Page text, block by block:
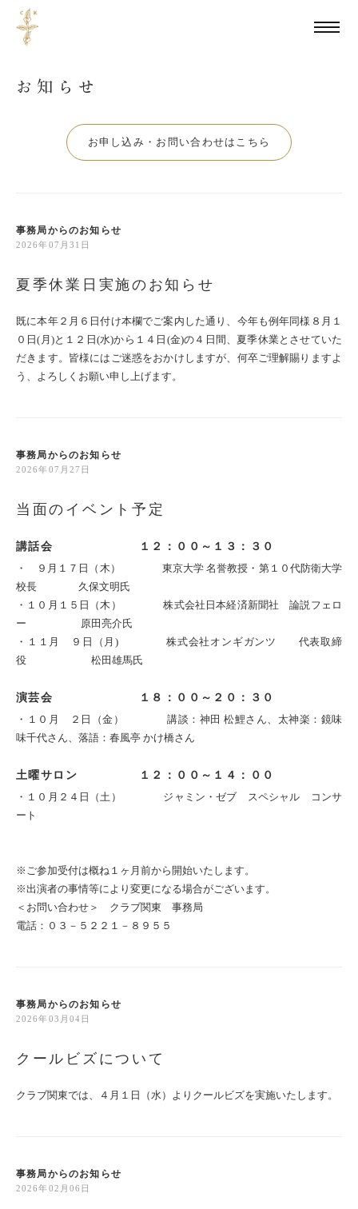
お申し込み・お問い合わせはこちら
事務局からのお知らせ
2026年07月31日
夏季休業日実施のお知らせ
既に本年２月６日付け本欄でご案内した通り、今年も例年同様８月１
０日(月)と１２日(水)から１４日(金)の４日間、夏季休業とさせていた
だきます。皆様にはご迷惑をおかけしますが、何卒ご理解賜りますよ
う、よろしくお願い申し上げます。
事務局からのお知らせ
2026年07月27日
当面のイベント予定
講話会 １２：００～１３：３０
・ ９月１７日（木） 東京大学 名誉教授・第１０代防衛大学
校長 久保文明氏
・１０月１５日（木） 株式会社日本経済新聞社 論説フェロ
ー 原田亮介氏
・１１月 ９日（月) 株式会社オンギガンツ 代表取締
役 松田雄馬氏
演芸会 １８：００～２０：３０
・１０月 ２日（金） 講談：神田 松鯉さん、太神楽：鏡味
味千代さん、落語：春風亭 かけ橋さん
土曜サロン １２：００～１４：００
・１０月２４日（土） ジャミン・ゼブ スペシャル コンサ
ート
※ご参加受付は概ね１ヶ月前から開始いたします。
※出演者の事情等により変更になる場合がございます。
＜お問い合わせ＞ クラブ関東 事務局
電話：０３－５２２１－８９５５
事務局からのお知らせ
2026年03月04日
クールビズについて
クラブ関東では、４月１日（水）よりクールビズを実施いたします。
事務局からのお知らせ
2026年02月06日